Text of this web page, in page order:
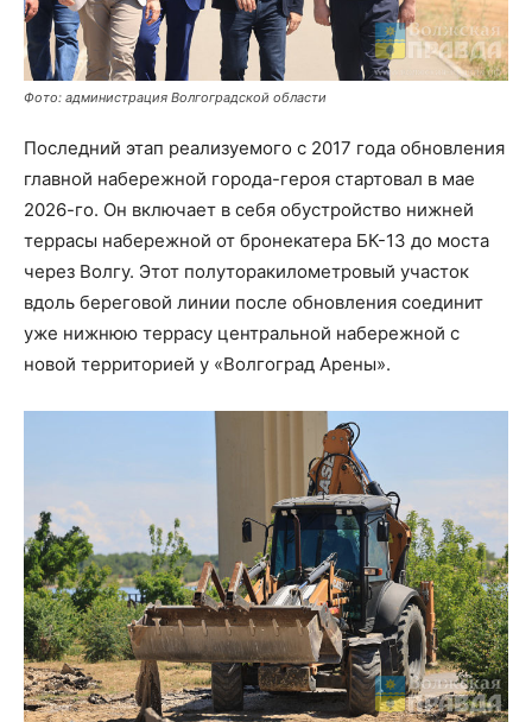
Фото: администрация Волгоградской области
Последний этап реализуемого с 2017 года обновления
главной набережной города-героя стартовал в мае
2026-го. Он включает в себя обустройство нижней
террасы набережной от бронекатера БК-13 до моста
через Волгу. Этот полуторакилометровый участок
вдоль береговой линии после обновления соединит
уже нижнюю террасу центральной набережной с
новой территорией у «Волгоград Арены».